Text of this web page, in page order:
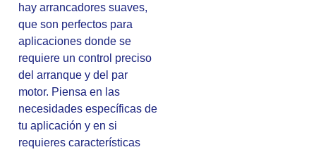
hay arrancadores suaves,
que son perfectos para
aplicaciones donde se
requiere un control preciso
del arranque y del par
motor. Piensa en las
necesidades específicas de
tu aplicación y en si
requieres características